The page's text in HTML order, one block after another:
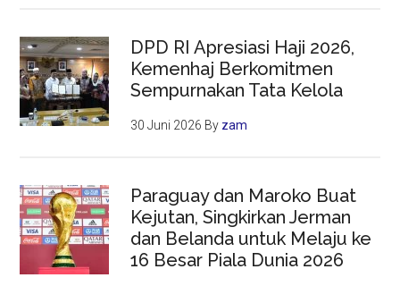
DPD RI Apresiasi Haji 2026,
Kemenhaj Berkomitmen
Sempurnakan Tata Kelola
30 Juni 2026 By zam
Paraguay dan Maroko Buat
Kejutan, Singkirkan Jerman
dan Belanda untuk Melaju ke
16 Besar Piala Dunia 2026